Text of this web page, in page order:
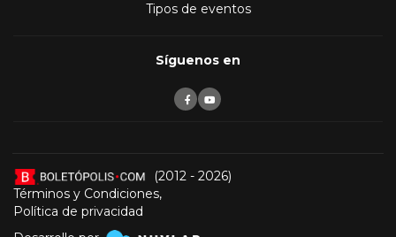
Tipos de eventos
Síguenos en
(2012 - 2026)
Términos y Condiciones,
Política de privacidad